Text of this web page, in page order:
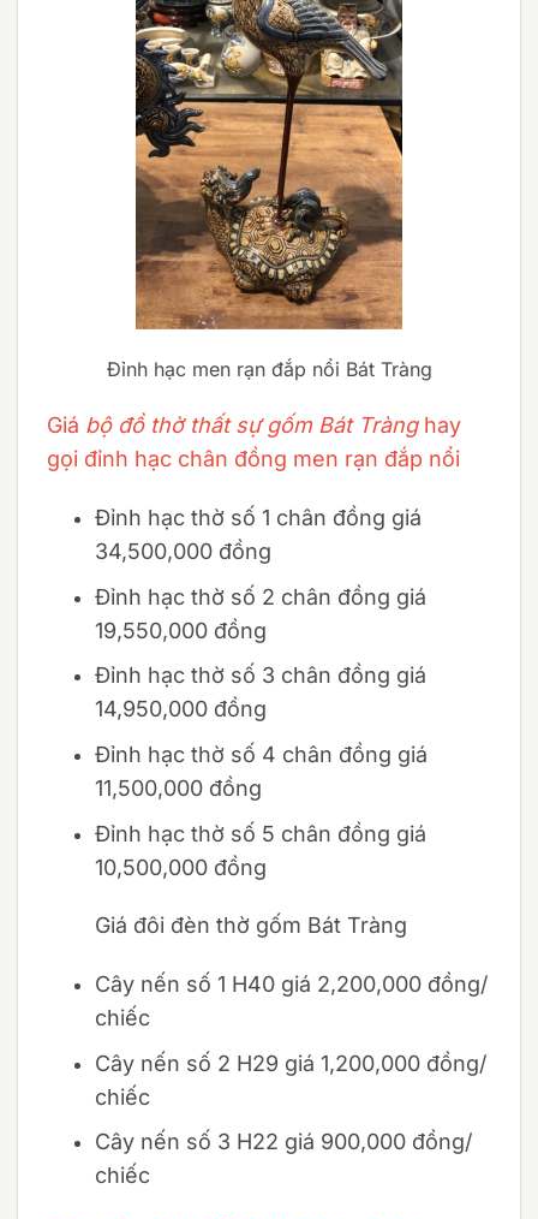
Đỉnh hạc men rạn đắp nổi Bát Tràng
Giá bộ đồ thờ thất sự gốm Bát Trànghay
gọi đỉnh hạc chân đồng men rạn đắp nổi
Đỉnh hạc thờ số 1 chân đồng giá
34,500,000 đồng
Đỉnh hạc thờ số 2 chân đồng giá
19,550,000 đồng
Đỉnh hạc thờ số 3 chân đồng giá
14,950,000 đồng
Đỉnh hạc thờ số 4 chân đồng giá
11,500,000 đồng
Đỉnh hạc thờ số 5 chân đồng giá
10,500,000 đồng
Giá đôi đèn thờ gốm Bát Tràng
Cây nến số 1 H40 giá 2,200,000 đồng/
chiếc
Cây nến số 2 H29 giá 1,200,000 đồng/
chiếc
Cây nến số 3 H22 giá 900,000 đồng/
chiếc